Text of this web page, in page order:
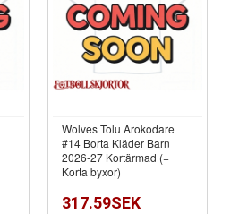
Wolves Tolu Arokodare
#14 Borta Kläder Barn
2026-27 Kortärmad (+
Korta byxor)
317.59SEK